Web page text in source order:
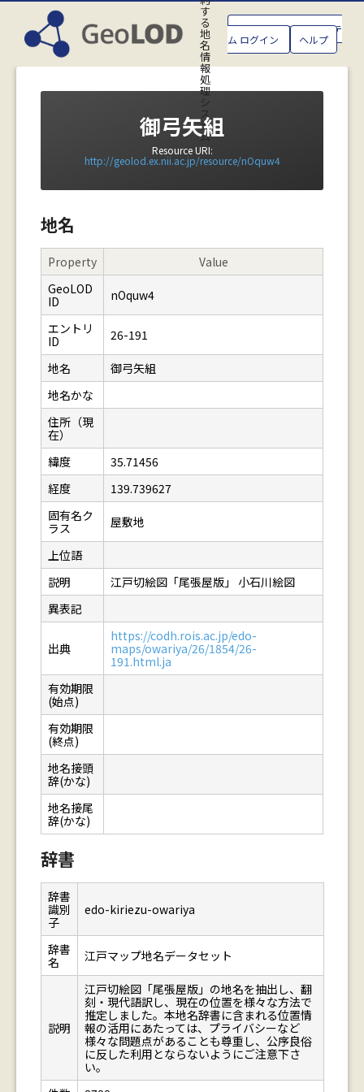
す
る
地
名
情
報
処
理
シ
ス
テ
ム
GeoLOD地名管理システ
ム ログイン ヘルプ
御弓矢組
Resource URI:
http://geolod.ex.nii.ac.jp/resource/nOquw4
地名
Property
Value
GeoLOD
ID
nOquw4
エントリ
ID
26-191
地名
御弓矢組
地名かな
住所（現
在）
緯度
35.71456
経度
139.739627
固有名ク
ラス
屋敷地
上位語
説明
江戸切絵図「尾張屋版」 小石川絵図
異表記
出典
https://codh.rois.ac.jp/edo-
maps/owariya/26/1854/26-
191.html.ja
有効期限
(始点)
有効期限
(終点)
地名接頭
辞(かな)
地名接尾
辞(かな)
辞書
辞書
識別
子
edo-kiriezu-owariya
辞書
名
江戸マップ地名データセット
説明
江戸切絵図「尾張屋版」の地名を抽出し、翻
刻・現代語訳し、現在の位置を様々な方法で
推定しました。本地名辞書に含まれる位置情
報の活用にあたっては、プライバシーなど
様々な問題点があることも尊重し、公序良俗
に反した利用とならないようにご注意下さ
い。